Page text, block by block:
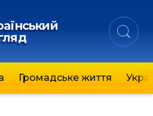
Громадське життя